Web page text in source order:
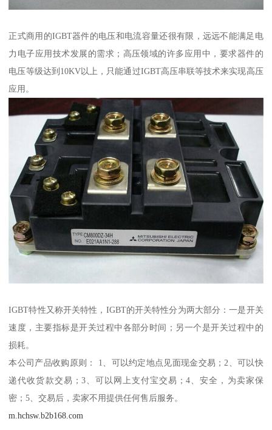
正式商用的IGBT器件的电压和电流容量还很有限，远远不能满足电
力电子应用技术发展的需求；高压领域的许多应用中，要求器件的
电压等级达到10KV以上，只能通过IGBT高压串联等技术来实现高压
应用。
IGBT特性又称开关特性，IGBT的开关特性分为两大部分：一是开关
速度，主要指标是开关过程中各部分时间；另一个是开关过程中的
损耗。
本公司产品收购原则： 1、可以约定地点见面现金交易；2、可以快
递代收货款交易；3、可以网上支付宝交易；4、安全，为卖家保
密；5、交易后，卖家不用提供任何售后服务。
m.hchsw.b2b168.com